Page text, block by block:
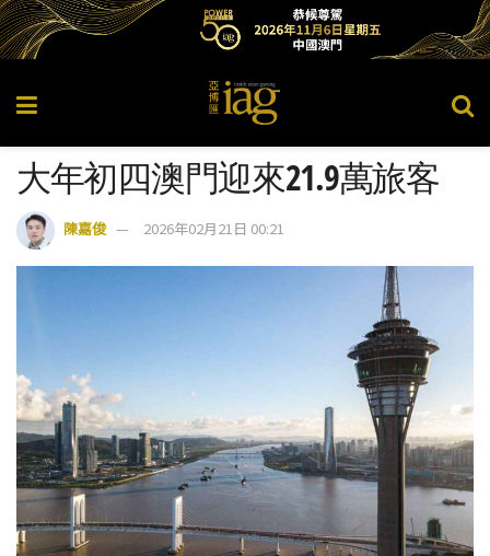
大年初四澳門迎來21.9萬旅客
陳嘉俊 2026年02月21日 00:21